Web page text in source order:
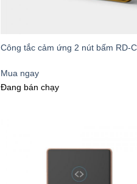
Công tắc cảm ứng 2 nút bấm RD-
Mua ngay
Đang bán chạy